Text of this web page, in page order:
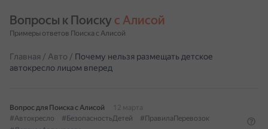
Вопросы к Поиску с Алисой
Примеры ответов Поиска с Алисой
Главная / Авто / Почему нельзя размещать детское
автокресло лицом вперед
Вопрос для Поиска с Алисой
12 марта
#Автокресло
#БезопасностьДетей
#ПравилаПеревозок